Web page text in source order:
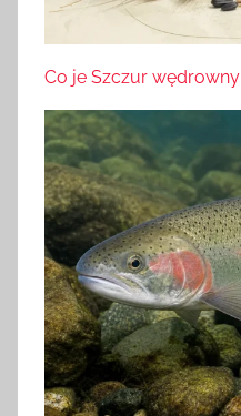
Co je Szczur wędrowny